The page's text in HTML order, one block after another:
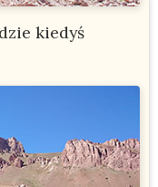
kiedyś